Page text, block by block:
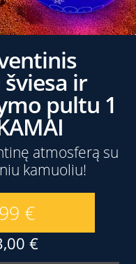
ir
pultu 1
atmosferą su
kamuoliu!
€
€